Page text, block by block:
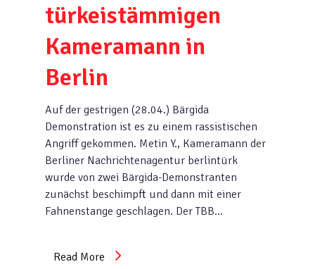
türkeistämmigen
Kameramann in
Berlin
Auf der gestrigen (28.04.) Bärgida
Demonstration ist es zu einem rassistischen
Angriff gekommen. Metin Y., Kameramann der
Berliner Nachrichtenagentur berlintürk
wurde von zwei Bärgida-Demonstranten
zunächst beschimpft und dann mit einer
Fahnenstange geschlagen. Der TBB…
Read More